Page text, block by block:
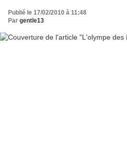
Publié le 17/02/2010 à 11:48
Par gentle13